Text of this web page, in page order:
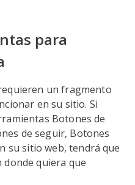
para
un fragmento
en su sitio. Si
Botones de
de seguir, Botones
su sitio web, tendrá que
donde quiera que